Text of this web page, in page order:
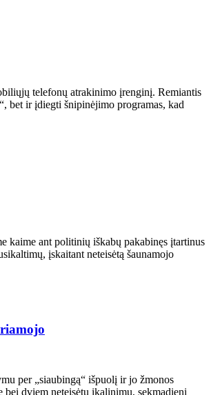
telefonų atrakinimo įrenginį. Remiantis
bet ir įdiegti šnipinėjimo programas, kad
kaime ant politinių iškabų pakabinęs įtartinus
įskaitant neteisėtą šaunamojo
per „siaubingą“ išpuolį ir jo žmonos
bei dviem neteisėtu įkalinimu, sekmadienį